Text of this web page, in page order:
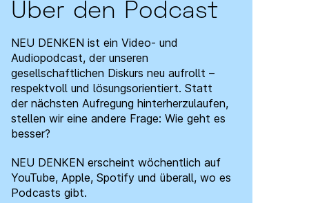
Über den Podcast
NEU DENKEN ist ein Video- und
Audiopodcast, der unseren
gesellschaftlichen Diskurs neu aufrollt –
respektvoll und lösungsorientiert. Statt
der nächsten Aufregung hinterherzulaufen,
stellen wir eine andere Frage: Wie geht es
besser?
NEU DENKEN erscheint wöchentlich auf
YouTube, Apple, Spotify und überall, wo es
Podcasts gibt.